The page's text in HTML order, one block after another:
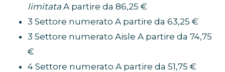
limitata A partire da 86,25 €
3 Settore numerato A partire da 63,25 €
3 Settore numerato Aisle A partire da 74,75
€
4 Settore numerato A partire da 51,75 €